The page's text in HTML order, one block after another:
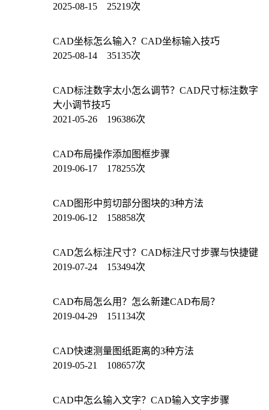
2025-08-15 25219次
CAD坐标怎么输入？CAD坐标输入技巧
2025-08-14 35135次
CAD标注数字太小怎么调节？CAD尺寸标注数字
大小调节技巧
2021-05-26 196386次
CAD布局操作添加图框步骤
2019-06-17 178255次
CAD图形中剪切部分图块的3种方法
2019-06-12 158858次
CAD怎么标注尺寸？CAD标注尺寸步骤与快捷键
2019-07-24 153494次
CAD布局怎么用？怎么新建CAD布局？
2019-04-29 151134次
CAD快速测量图纸距离的3种方法
2019-05-21 108657次
CAD中怎么输入文字？CAD输入文字步骤